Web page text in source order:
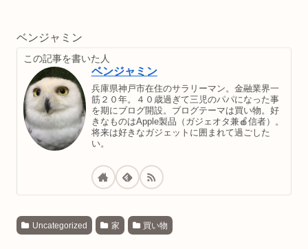
ベンジャミン
この記事を書いた人
ベンジャミン
兵庫県神戸市在住のサラリーマン。金融業界一
筋２０年。４０歳過ぎて三児のパパになった事
を期にブログ開設。ブログテーマは買い物。好
きなものはApple製品（ガジェオタ兼🍎信者）。
将来は好きなガジェットに囲まれて過ごした
い。
Uncategorized 家 買い物